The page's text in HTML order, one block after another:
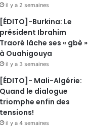
il y a 2 semaines
[ÉDITO]-Burkina: Le
président Ibrahim
Traoré lâche ses « gbè »
à Ouahigouya
il y a 3 semaines
[ÉDITO]- Mali-Algérie:
Quand le dialogue
triomphe enfin des
tensions!
il y a 4 semaines